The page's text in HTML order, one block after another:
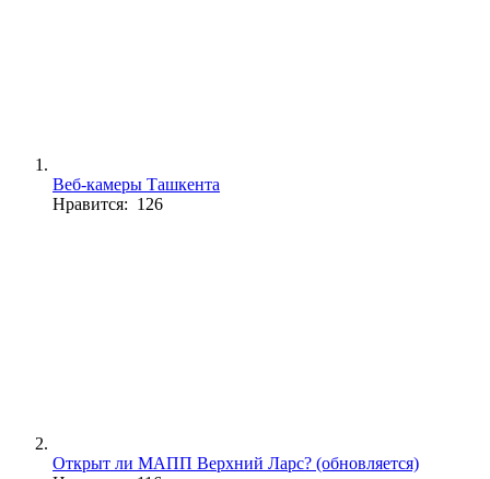
Веб-камеры Ташкента
Нравится: 126
Открыт ли МАПП Верхний Ларс? (обновляется)